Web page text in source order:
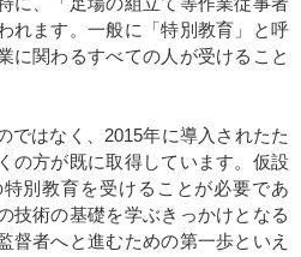
れます。一般に「特別教育」と呼
に関わるすべての人が受けること
ではなく、2015年に導入されたた
の方が既に取得しています。仮設
別教育を受けることが必要であ
技術の基礎を学ぶきっかけとなる
督者へと進むための第一歩といえ